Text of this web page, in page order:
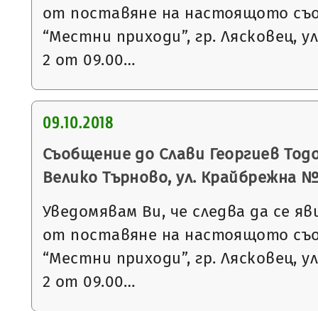
от поставяне на настоящото
“Местни приходи”, гр. Лясковец,
2 от 09.00…
09.10.2018
Съобщение до Слави Георгиев
Велико Търново, ул. Крайбрежна
Уведомявам Ви, че следва да се
от поставяне на настоящото
“Местни приходи”, гр. Лясковец,
2 от 09.00…